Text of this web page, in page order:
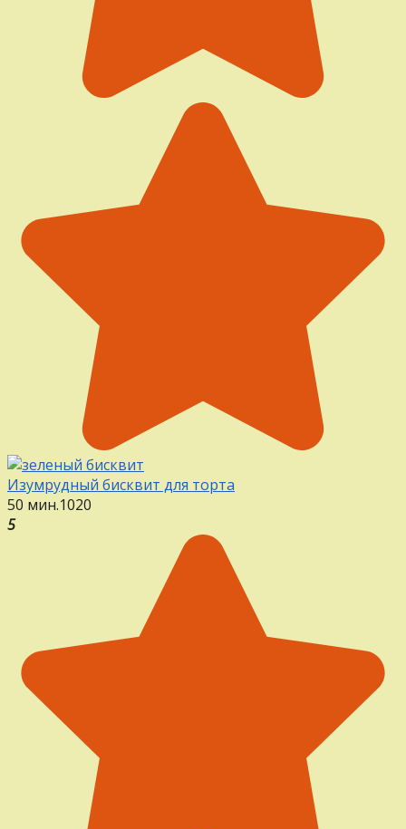
Изумрудный бисквит для торта
50 мин.1020
5